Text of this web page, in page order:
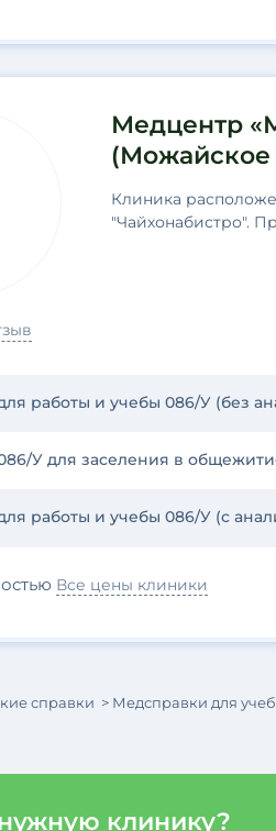
Медцентр
(Можайское
Клиника
"Чайхонабистро".
работы и учебы 086/У (без
У для заселения в
работы и учебы 086/У (с
Все цены клиники
справки Медсправки для
клинику?